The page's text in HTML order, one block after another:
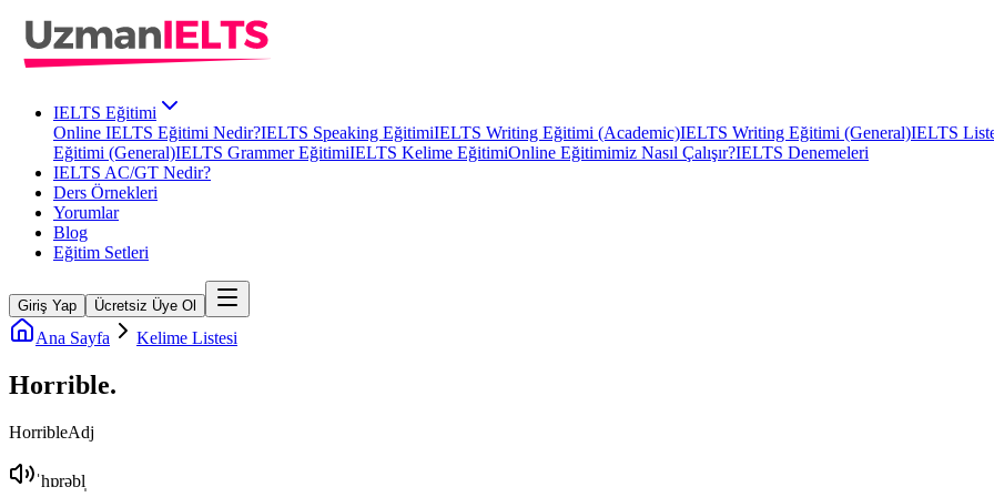
IELTS Eğitimi
Online IELTS Eğitimi Nedir?IELTS Speaking EğitimiIELTS Writing Eğitimi (Academic)IELTS Writing Eğitimi (General)IELTS
Eğitimi (General)IELTS Grammer EğitimiIELTS Kelime EğitimiOnline Eğitimimiz Nasıl Çalışır?IELTS Denemeleri
IELTS AC/GT Nedir?
Ders Örnekleri
Yorumlar
Blog
Eğitim Setleri
Giriş Yap Ücretsiz Üye Ol
Ana Sayfa Kelime Listesi
Horrible.
HorribleAdj
ˈhɒrəbl̩